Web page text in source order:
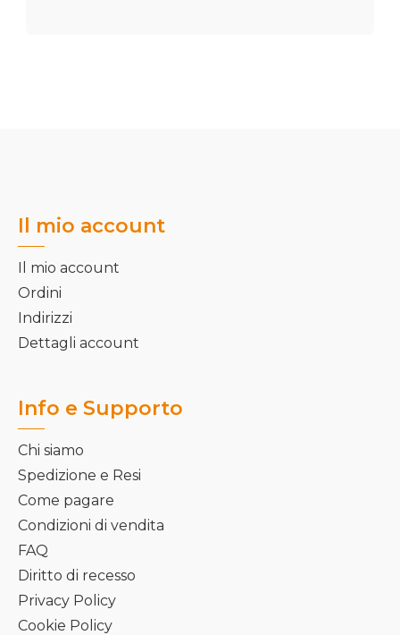
Il mio account
Il mio account
Ordini
Indirizzi
Dettagli account
Info e Supporto
Chi siamo
Spedizione e Resi
Come pagare
Condizioni di vendita
FAQ
Diritto di recesso
Privacy Policy
Cookie Policy